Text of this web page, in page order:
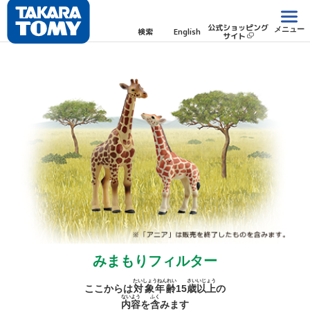
検索 English 公式ショッピング
サイト
メニュー
みまもりフィルター
ここからは対象年齢
たいしょうねんれい
15歳
さい
以上
いじょう
の
内容
ないよう
を含
ふく
みます